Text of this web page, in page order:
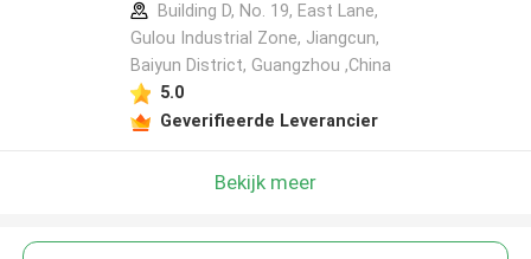
Building D, No. 19, East Lane,
Gulou Industrial Zone, Jiangcun,
Baiyun District, Guangzhou ,China
5.0
Geverifieerde Leverancier
Bekijk meer